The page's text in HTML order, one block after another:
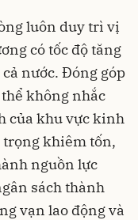
luôn duy trì vị
có tốc độ tăng
nước. Đóng góp
không nhắc
của khu vực kinh
trọng khiêm tốn,
nguồn lực
sách thành
vạn lao động và